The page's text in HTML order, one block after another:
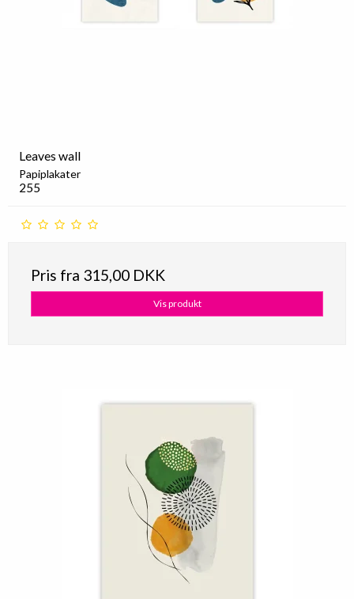
Leaves wall
Papiplakater
255
Pris fra 315,00 DKK
Vis produkt